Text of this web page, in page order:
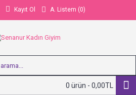
Kayıt Ol A. Listem (0)
0 ürün - 0,00TL